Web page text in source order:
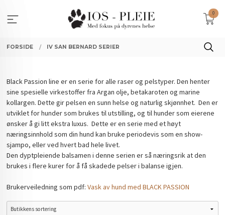
innholdet
0
FORSIDE IV SAN BERNARD SERIER
Black Passion line er en serie for alle raser og pelstyper. Den henter
sine spesielle virkestoffer fra Argan olje, betakaroten og marine
kollargen. Dette gir pelsen en sunn helse og naturlig skjønnhet. Den er
utviklet for hunder som brukes til utstilling, og til hunder som eierene
ønsker å gi litt ekstra luxus. Dette er en serie med et høyt
næringsinnhold som din hund kan bruke periodevis som en show-
sjampo, eller ved hvert bad hele livet.
Den dyptpleiende balsamen i denne serien er så næringsrik at den
brukes i flere kurer for å få skadede pelser i balanse igjen.
Brukerveiledning som pdf:Vask av hund med BLACK PASSION